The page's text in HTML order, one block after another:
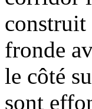
construit
fronde
le côté
sont